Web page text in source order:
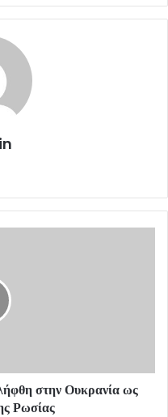
στην Ουκρανία ως
Ρωσίας